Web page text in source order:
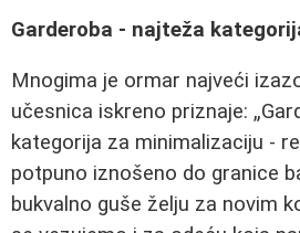
Garderoba - najteža
Mnogima je ormar najveći
učesnica iskreno priznaje:
kategorija za minimalizaciju -
potpuno iznošeno do granice
bukvalno guše želju za novim